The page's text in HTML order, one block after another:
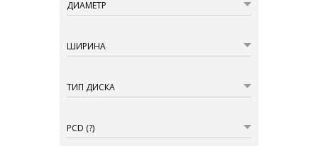
ДИАМЕТР
ШИРИНА
ТИП ДИСКА
PCD (?)